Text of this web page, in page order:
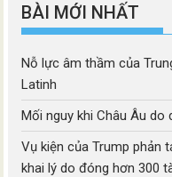
BÀI MỚI NHẤT
Nỗ lực âm thầm của
Latinh
Mối nguy khi Châu Âu
Vụ kiện của Trump phản
khai lý do đóng hơn 300